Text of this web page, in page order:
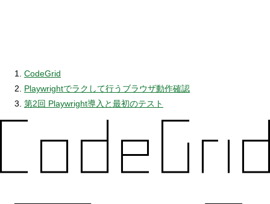
CodeGrid
Playwrightでラクして行うブラウザ動作確認
第2回 Playwright導入と最初のテスト